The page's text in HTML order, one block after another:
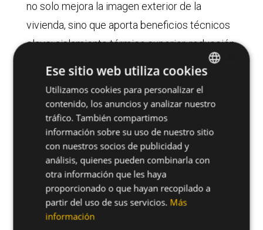
no solo mejora la imagen exterior de la
vivienda, sino que aporta beneficios técnicos
clave: aislamiento térmico superior, reducción
del consumo energético y mayor protección
En chalets y viviendas unifamiliares, donde la
envolvente juega un papel fundamental en el
confort interior, la fachada ventilada permite
mantener la casa fresca en verano y cálida en
invierno, optimizando el rendimiento
energético sin necesidad de aumentar el
espesor de muros ni realizar grandes
SPANISH
ENGLISH
Ese sitio web utiliza cookies
Utilizamos cookies para personalizar el
contenido, los anuncios y analizar nuestro
tráfico. También compartimos
información sobre su uso de nuestro sitio
con nuestros socios de publicidad y
análisis, quienes pueden combinarla con
otra información que les haya
proporcionado o que hayan recopilado a
partir del uso de sus servicios. Más
información